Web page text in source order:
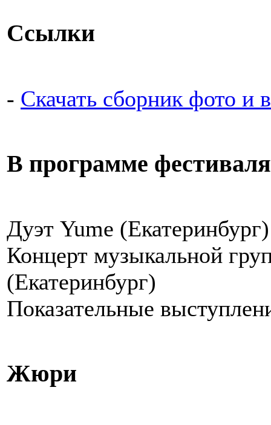
Ссылки
- Скачать сборник фото и
В программе фестиваля
Дуэт Yume
Концерт музыкальной
(Екатеринбург)
Показательные
Жюри